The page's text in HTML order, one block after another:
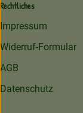
Rechtliches
Impressum
Widerruf-Formular
AGB
Datenschutz